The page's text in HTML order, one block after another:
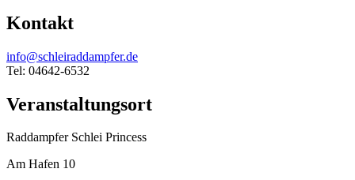
Kontakt
info@schleiraddampfer.de
Tel: 04642-6532
Veranstaltungsort
Raddampfer Schlei Princess
Am Hafen 10